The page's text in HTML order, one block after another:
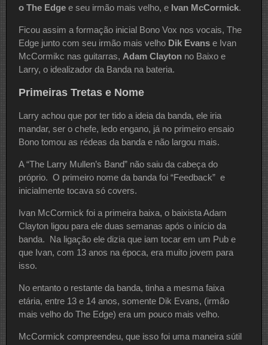
o The Edge e seu irmão mais velho, e Ivan McCormick.
Ficou assim a formação inicial Bono Vox nos vocais, The
Edge junto com seu irmão mais velho Dik Evans e Ivan
McCormikc nas guitarras, Adam Clayton no Baixo e
Larry, o idealizador da Banda na bateria.
Primeiras Tretas e Nome
Larry achou que por ter tido a ideia da banda, ele iria
mandar, ser o chefe, ledo engano, já no primeiro ensaio
Bono tomou as rédeas da banda e não largou mais.
A “The Larry Mullen’s Band” não saiu da cabeça do
próprio. O primeiro nome da banda foi “Feedback” e
inicialmente tocava só covers.
Ivan McCormick foi a primeira baixa, o baixista Adam
Clayton ligou para ele duas semanas após o início da
banda. Na ligação ele dizia que iam tocar em um Pub e
que Ivan, com 13 anos na época, era muito jovem para
isso.
No entanto o restante da banda, tinha a mesma faixa
etária, entre 13 e 14 anos, somente Dik Evans, (irmão
mais velho do The Edge) era um pouco mais velho.
McCormick compreendeu, que isso foi uma maneira sútil